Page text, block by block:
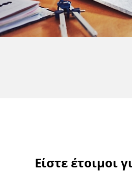
Είστε έτοιμοι